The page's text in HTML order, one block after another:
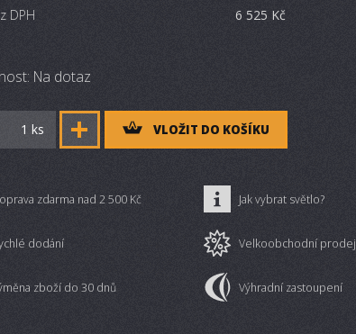
DPH 6 525 Kč
Na dotaz
ks VLOŽIT DO KOŠÍKU
zdarma nad 2 500 Kč Jak vybrat světlo?
dodání Velkoobchodní prodej
zboží do 30 dnů Výhradní zastoupení